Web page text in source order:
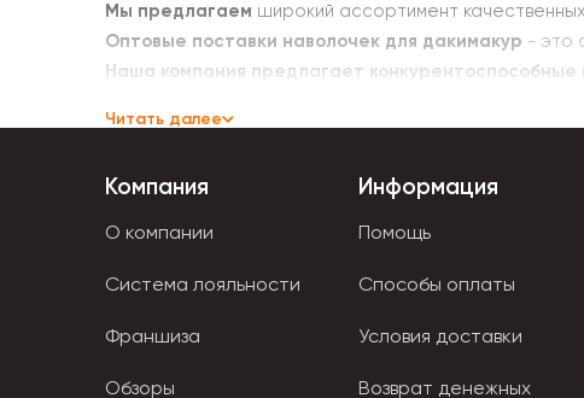
Мы предлагаем широкий ассортимент
Оптовые поставки наволочек для дакимакур - это
Наша компания предлагает
Читать далее
Компания
О компании
Система лояльности
Франшиза
Обзоры
Информация
Помощь
Способы оплаты
Условия доставки
Возврат денежных